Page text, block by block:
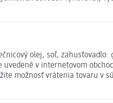
olej, soľ, zahusťovadlo:
v internetovom
možnosť vrátenia tovaru v